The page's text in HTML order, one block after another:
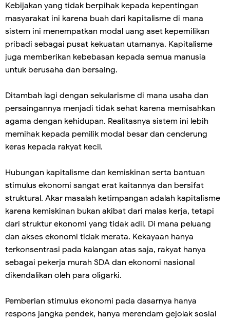
Kebijakan yang tidak berpihak kepada kepentingan
masyarakat ini karena buah dari kapitalisme di mana
sistem ini menempatkan modal uang aset kepemilikan
pribadi sebagai pusat kekuatan utamanya. Kapitalisme
juga memberikan kebebasan kepada semua manusia
untuk berusaha dan bersaing.
Ditambah lagi dengan sekularisme di mana usaha dan
persaingannya menjadi tidak sehat karena memisahkan
agama dengan kehidupan. Realitasnya sistem ini lebih
memihak kepada pemilik modal besar dan cenderung
keras kepada rakyat kecil.
Hubungan kapitalisme dan kemiskinan serta bantuan
stimulus ekonomi sangat erat kaitannya dan bersifat
struktural. Akar masalah ketimpangan adalah kapitalisme
karena kemiskinan bukan akibat dari malas kerja, tetapi
dari struktur ekonomi yang tidak adil. Di mana peluang
dan akses ekonomi tidak merata. Kekayaan hanya
terkonsentrasi pada kalangan atas saja, rakyat hanya
sebagai pekerja murah SDA dan ekonomi nasional
dikendalikan oleh para oligarki.
Pemberian stimulus ekonomi pada dasarnya hanya
respons jangka pendek, hanya merendam gejolak sosial